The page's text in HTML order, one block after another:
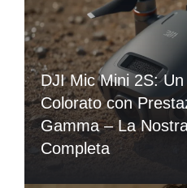
DJI Mic Mini 2S:
Colorato con
Gamma – La
Completa